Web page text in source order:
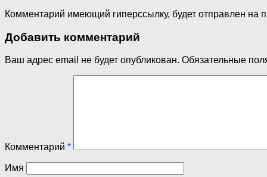
Комментарий имеющий гиперссылку, будет отправлен на
Добавить комментарий
Ваш адрес email не будет опубликован. Обязательные
Комментарий *
Имя